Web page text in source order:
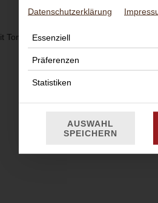
Tomatensauce, Mozzarella,
Datenschutzerklärung
Essenziell
Präferenzen
Statistiken
AUSWAHL
SPEICHERN